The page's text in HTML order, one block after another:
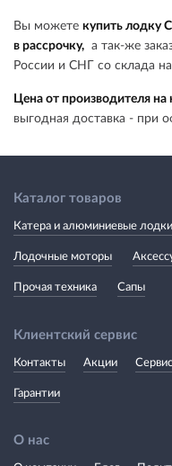
Вы можете купить лодку
в рассрочку, а так-же
России и СНГ со склада
Цена от производителя
выгодная доставка - при
Каталог товаров
Катера и алюминиевые лодки
Лодочные моторы
Прочая техника Сапы
Клиентский сервис
Контакты Акции
Гарантии
О нас